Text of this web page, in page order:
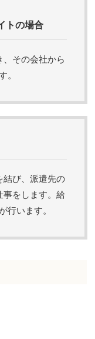
トの場合
その会社から
。
結び、派遣先の
事をします。給
行います。